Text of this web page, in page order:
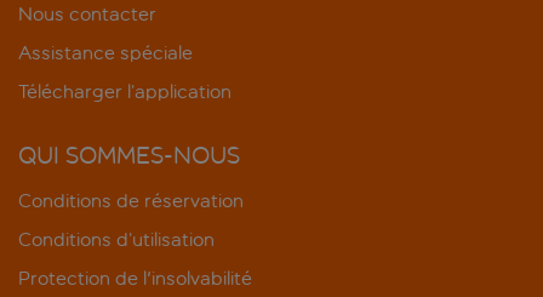
Nous contacter
Assistance spéciale
Télécharger l’application
QUI SOMMES-NOUS
Conditions de réservation
Conditions d’utilisation
Protection de l'insolvabilité